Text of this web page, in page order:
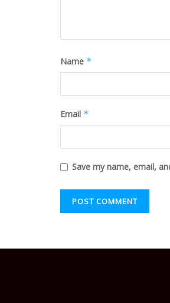
Name *
Email *
Save my name, email,